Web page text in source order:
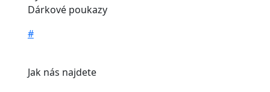
Dárkové poukazy
#
Jak nás najdete